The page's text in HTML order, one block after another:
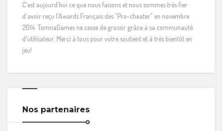
C'est aujourd'hui ce que nous faisons et nous sommes très fier
d'avoir reçu l'Awards Français des "Pro-cheater" en novembre
2014. TomnaGames ne cesse de grossir grâce à sa communauté
d'utilisateur. Merci à tous pour votre soutient et à très bientôt en
jeu!
Nos partenaires